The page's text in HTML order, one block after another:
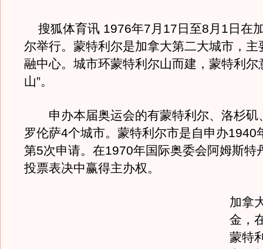
搜狐体育讯 1976年7月17日至8月1日在
尔举行。蒙特利尔是加拿大第二大城市，主
融中心。城市环蒙特利尔山而建，蒙特利尔
山”。
申办本届奥运会的有蒙特利尔、洛杉矶
罗伦萨4个城市。蒙特利尔市是自申办1940
第5次申请。在1970年国际奥委会阿姆斯特
投票表决中赢得主办权。
加拿
金，
蒙特